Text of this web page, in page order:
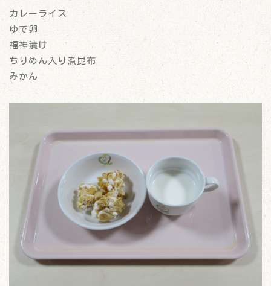
カレーライス
ゆで卵
福神漬け
ちりめん入り煮昆布
みかん